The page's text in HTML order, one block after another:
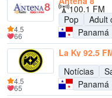
100.1 FM
Pop
Adult
Panamá
4.5
66
La Ky 92.5
Notícias
Panamá
4.5
65